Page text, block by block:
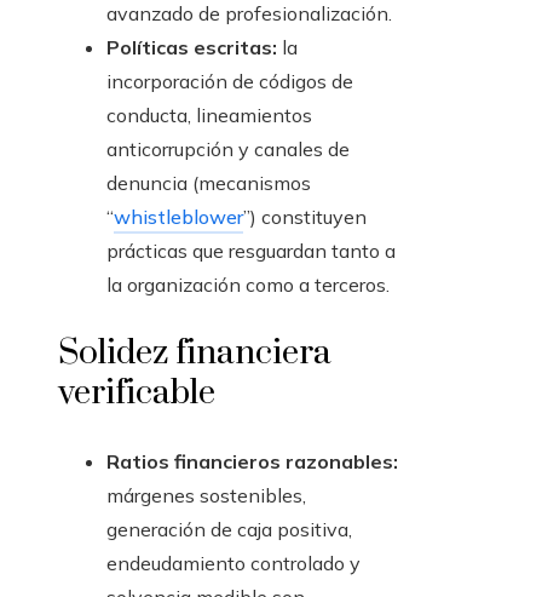
avanzado de profesionalización.
Políticas escritas: la
incorporación de códigos de
conducta, lineamientos
anticorrupción y canales de
denuncia (mecanismos
“whistleblower”) constituyen
prácticas que resguardan tanto a
la organización como a terceros.
Solidez financiera
verificable
Ratios financieros razonables:
márgenes sostenibles,
generación de caja positiva,
endeudamiento controlado y